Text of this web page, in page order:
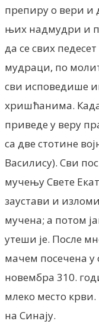
препиру о вери и
њих надмудри и
да се свих
мудраци, по
сви исповедише
хришћанима.
приведе у веру
са две стотине
Василису). Сви
мучењу Свете
заустави и
мучена; а потом
утеши је. После
мачем посечена у
новембра 310.
млеко место
на Синају.